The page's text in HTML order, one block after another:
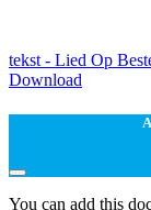
tekst - Lied Op
Download
You can add this